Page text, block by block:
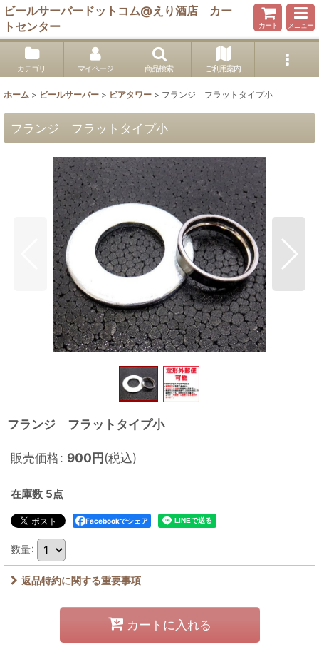
ビールサーバードットコム@えり酒店 カー
トセンター
カート メニュー
カテゴリ マイページ 商品検索 ご利用案内
ホーム > ビールサーバー > ビアタワー > フランジ フラットタイプ小
フランジ フラットタイプ小
フランジ フラットタイプ小
販売価格: 900円(税込)
在庫数 5点
Facebookでシェア
数量:
返品特約に関する重要事項
カートに入れる